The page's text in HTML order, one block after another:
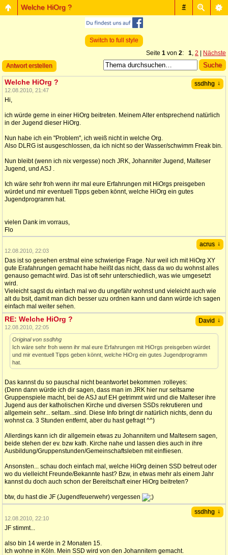
#
Welche HiOrg ?
Switch to full style
Seite 1 von 2: 1, 2
Nächste
Antwort erstellen
ssdhhg ↓
Welche HiOrg ?
12.08.2010, 21:47
Hi,
ich würde gerne in einer HiOrg beitreten. Meinem Alter entsprechend natürlich
in der Jugend dieser HiOrg.
Nun habe ich ein "Problem", ich weiß nicht in welche Org.
Also DLRG ist ausgeschlossen, da ich nicht so der Wasser/schwimm Freak bin.
Nun bleibt (wenn ich nix vergesse) noch JRK, Johanniter Jugend, Malteser
Jugend, und ASJ .
Ich wäre sehr froh wenn ihr mal eure Erfahrungen mit HiOrgs preisgeben
würdet und mir eventuell Tipps geben könnt, welche HiOrg ein gutes
Jugendprogramm hat.
vielen Dank im vorraus,
Flo
acrus ↓
12.08.2010, 22:03
Das ist so gesehen erstmal eine schwierige Frage. Nur weil ich mit HiOrg XY
gute Erafahrungen gemacht habe heißt das nicht, dass da wo du wohnst alles
genauso gemacht wird. Das ist oft sehr unterschiedlich, was wie umgesetzt
wird.
Vieleicht sagst du einfach mal wo du ungefähr wohnst und vieleicht auch wie
alt du bsit, damit man dich besser uzu ordnen kann und dann würde ich sagen
einfach mal weiter sehen.
David ↓
RE: Welche HiOrg ?
12.08.2010, 22:05
Original von ssdhhg
Ich wäre sehr froh wenn ihr mal eure Erfahrungen mit HiOrgs preisgeben würdet
und mir eventuell Tipps geben könnt, welche HiOrg ein gutes Jugendprogramm
hat.
Das kannst du so pauschal nicht beantwortet bekommen :rolleyes:
(Denn dann würde ich dir sagen, dass man im JRK hier nur seltsame
Gruppenspiele macht, bei de ASJ auf EH getrimmt wird und die Malteser ihre
Jugend aus der katholischen Kirche und diversen SSDs rekrutieren und
allgemein sehr... seltam...sind. Diese Info bringt dir natürlich nichts, denn du
wohnst ca. 3 Stunden entfernt, aber du hast gefragt ^^)
Allerdings kann ich dir allgemein etwas zu Johannitern und Maltesern sagen,
beide stehen der ev. bzw kath. Kirche nahe und lassen dies auch in ihre
Ausbildung/Gruppenstunden/Gemeinschaftsleben mit einfliesen.
Ansonsten... schau doch einfach mal, welche HiOrg deinen SSD betreut oder
wo du vielleicht Freunde/Bekannte hast? Bzw, in etwas mehr als einem Jahr
kannst du doch auch schon der Bereitschaft einer HiOrg beitreten?
btw, du hast die JF (Jugendfeuerwehr) vergessen
ssdhhg ↓
12.08.2010, 22:10
JF stimmt...
also bin 14 werde in 2 Monaten 15.
Ich wohne in Köln. Mein SSD wird von den Johannitern gemacht.